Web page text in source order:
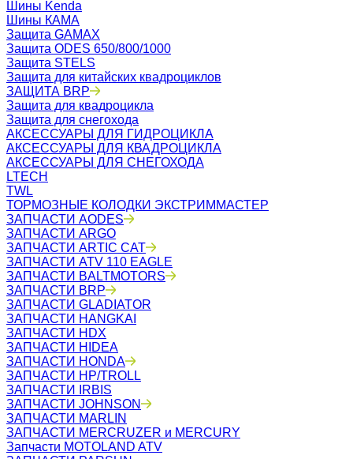
Шины Kenda
Шины КАМА
Защита GAMAX
Защита ODES 650/800/1000
Защита STELS
Защита для китайских квадроциклов
ЗАЩИТА BRP
Защита для квадроцикла
Защита для снегохода
АКСЕССУАРЫ ДЛЯ ГИДРОЦИКЛА
АКСЕССУАРЫ ДЛЯ КВАДРОЦИКЛА
АКСЕССУАРЫ ДЛЯ СНЕГОХОДА
LTECH
TWL
ТОРМОЗНЫЕ КОЛОДКИ ЭКСТРИММАСТЕР
ЗАПЧАСТИ AODES
ЗАПЧАСТИ ARGO
ЗАПЧАСТИ ARTIC CAT
ЗАПЧАСТИ ATV 110 EAGLE
ЗАПЧАСТИ BALTMOTORS
ЗАПЧАСТИ BRP
ЗАПЧАСТИ GLADIATOR
ЗАПЧАСТИ HANGKAI
ЗАПЧАСТИ HDX
ЗАПЧАСТИ HIDEA
ЗАПЧАСТИ HONDA
ЗАПЧАСТИ HP/TROLL
ЗАПЧАСТИ IRBIS
ЗАПЧАСТИ JOHNSON
ЗАПЧАСТИ MARLIN
ЗАПЧАСТИ MERCRUZER и MERCURY
Запчасти MOTOLAND ATV